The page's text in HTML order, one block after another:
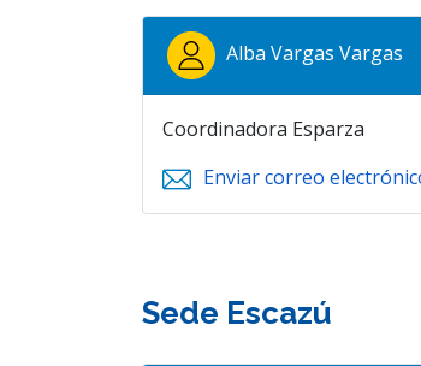
Alba Vargas Vargas
Coordinadora Esparza
Enviar correo
Sede Escazú